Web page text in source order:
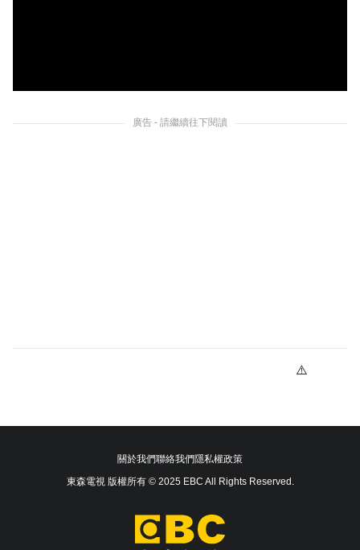
廣告 - 請繼續往下閱讀
關於我們聯絡我們隱私權政策
東森電視 版權所有 © 2025 EBC All Rights Reserved.